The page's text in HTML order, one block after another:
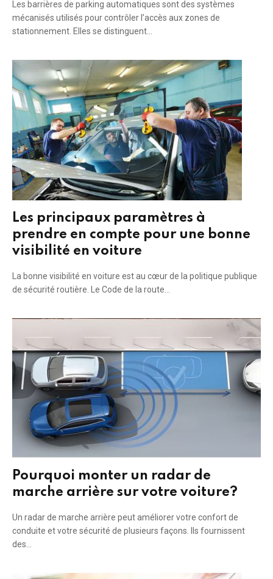
Les barrières de parking automatiques sont des systèmes
mécanisés utilisés pour contrôler l’accès aux zones de
stationnement. Elles se distinguent…
Les principaux paramètres à
prendre en compte pour une bonne
visibilité en voiture
La bonne visibilité en voiture est au cœur de la politique publique
de sécurité routière. Le Code de la route…
Pourquoi monter un radar de
marche arrière sur votre voiture?
Un radar de marche arrière peut améliorer votre confort de
conduite et votre sécurité de plusieurs façons. Ils fournissent
des…